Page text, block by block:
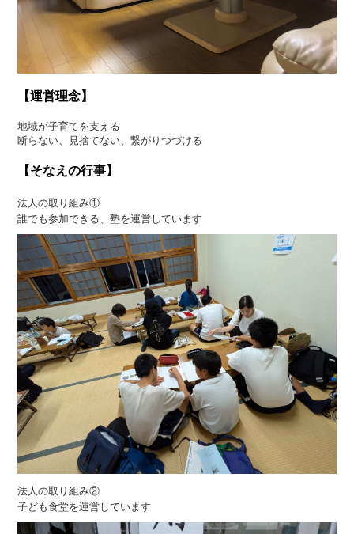
【運営理念】
地域が子育てを支える
断らない、見捨てない、繋がりつづける
【そなえの行事】
法人の取り組み①
誰でも参加できる、塾を運営しています
法人の取り組み②
子ども食堂を運営しています